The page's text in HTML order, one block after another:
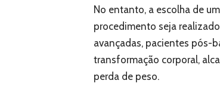
No entanto, a escolha de
procedimento seja
avançadas, pacientes pós-
transformação corporal,
perda de peso.